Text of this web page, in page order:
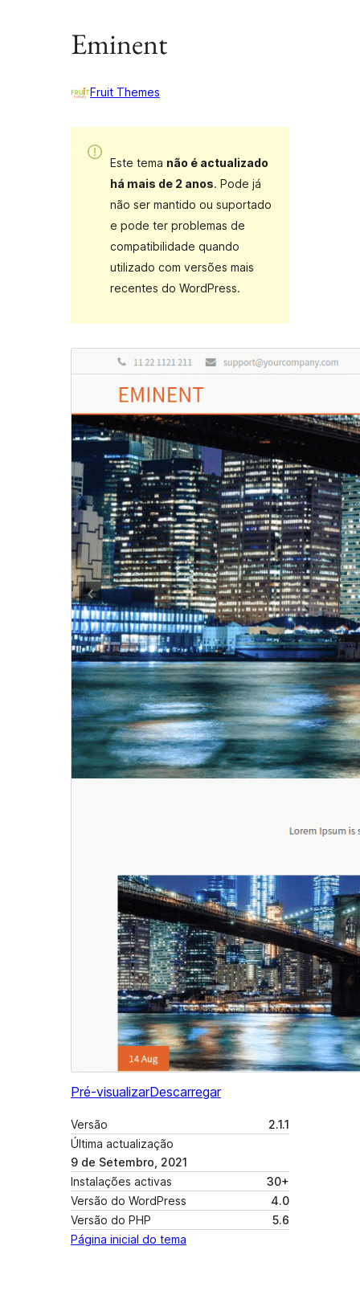
Eminent
Fruit Themes
Este tema não é actualizado
há mais de 2 anos. Pode já
não ser mantido ou suportado
e pode ter problemas de
compatibilidade quando
utilizado com versões mais
recentes do WordPress.
Pré-visualizarDescarregar
Versão
2.1.1
Última actualização
9 de Setembro, 2021
Instalações activas
30+
Versão do WordPress
4.0
Versão do PHP
5.6
Página inicial do tema